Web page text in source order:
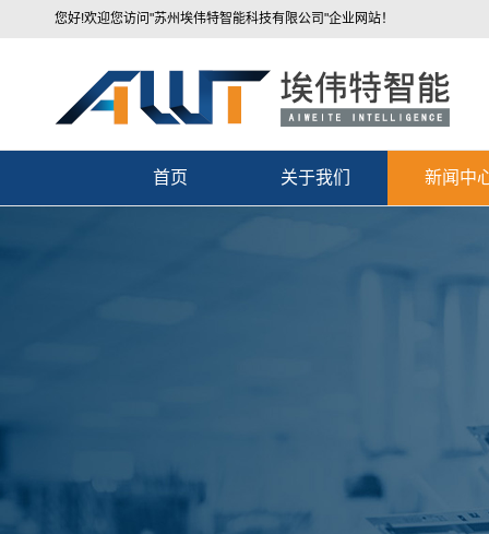
您好!欢迎您访问"苏州埃伟特智能科技有限公司"企业网站！
首页 关于我们 新闻中